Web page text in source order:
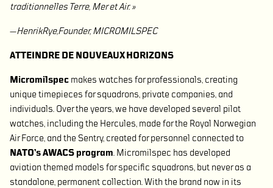
traditionnelles Terre, Mer et Air. »
—HenrikRye,Founder, MICROMILSPEC
ATTEINDRE DE NOUVEAUX HORIZONS
Micromilspec makes watches for professionals, creating
unique timepieces for squadrons, private companies, and
individuals. Over the years, we have developed several pilot
watches, including the Hercules, made for the Royal Norwegian
Air Force, and the Sentry, created for personnel connected to
NATO’s AWACS program. Micromilspec has developed
aviation themed models for specific squadrons, but never as a
standalone, permanent collection. With the brand now in its